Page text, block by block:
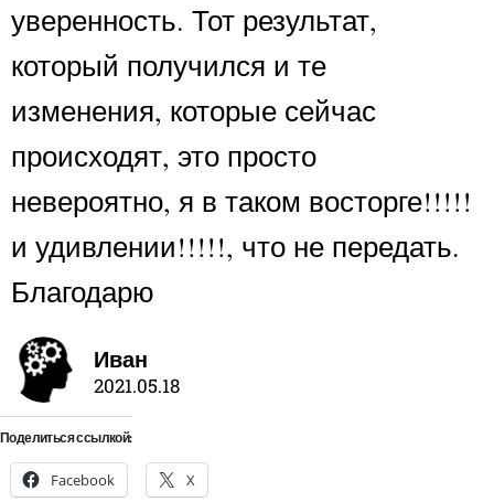
уверенность. Тот результат,
который получился и те
изменения, которые сейчас
происходят, это просто
невероятно, я в таком восторге!!!!!
и удивлении!!!!!, что не передать.
Благодарю
Иван
2021.05.18
Поделиться ссылкой:
Facebook X